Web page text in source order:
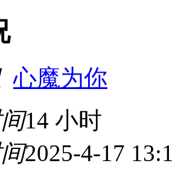
心魔为你
14 小时
2025-4-17